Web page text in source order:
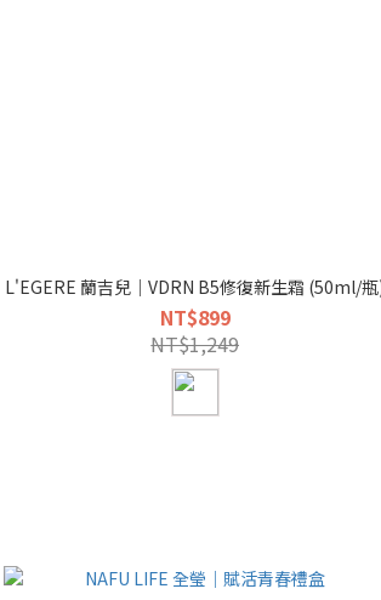
L'EGERE 蘭吉兒｜VDRN B5修復新生霜 (50ml/
NT$899
NT$1,249